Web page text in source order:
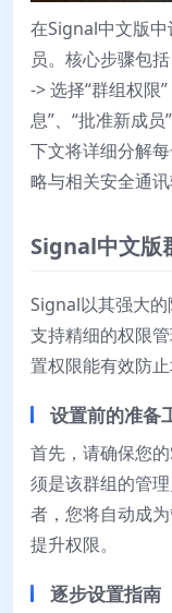
在Signal中文版
员。核心步骤包
-> 选择“群组权限
息”、“批准新成员
下文将详细分解
略与相关安全通讯
Signal中文版
Signal以其强大
支持精细的权限
置权限能有效防
设置前的准备
首先，请确保您
须是该群组的管
者，您将自动成
提升权限。
逐步设置指南